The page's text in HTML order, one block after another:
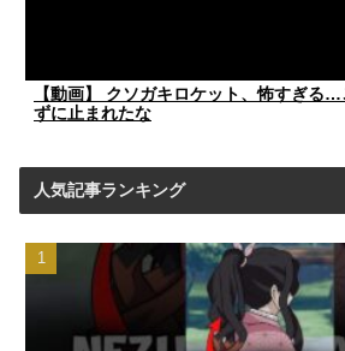
【動画】 クソガキロケット、怖すぎる
ずに止まれたな
人気記事ランキング